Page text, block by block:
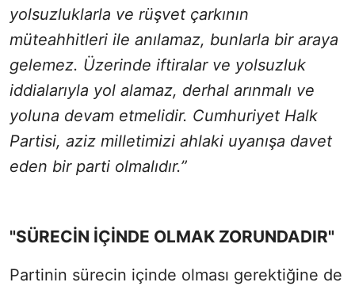
yolsuzluklarla ve rüşvet çarkının
müteahhitleri ile anılamaz, bunlarla bir araya
gelemez. Üzerinde iftiralar ve yolsuzluk
iddialarıyla yol alamaz, derhal arınmalı ve
yoluna devam etmelidir. Cumhuriyet Halk
Partisi, aziz milletimizi ahlaki uyanışa davet
eden bir parti olmalıdır.”
"SÜRECİN İÇİNDE OLMAK ZORUNDADIR"
Partinin sürecin içinde olması gerektiğine de